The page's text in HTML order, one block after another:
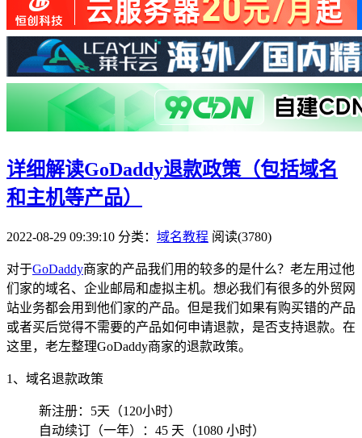
详细解读GoDaddy退款政策（包括域名
和主机等产品）
2022-08-29 09:39:10 分类： 域名教程 阅读(3780)
对于GoDaddy商家的产品我们用的较多的是什么？老左用过他
们家的域名、企业邮局和虚拟主机。想必我们有很多的外贸网
站业务都会用到他们家的产品。但是我们如果有购买错的产品
或者买后觉得不需要的产品如何申请退款，是否支持退款。在
这里，老左整理GoDaddy商家的退款政策。
1、域名退款政策
新注册：5天（120小时）
自动续订（一年）：45 天（1080 小时）